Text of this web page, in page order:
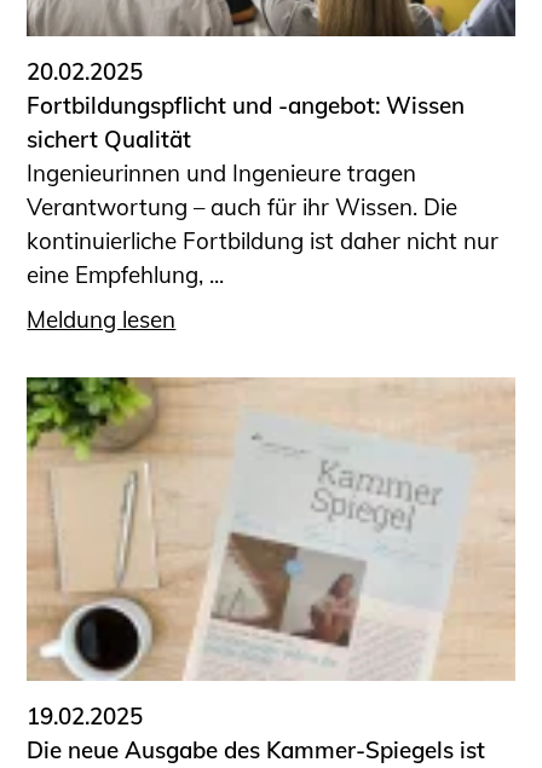
20.02.2025
Fortbildungspflicht und -angebot: Wissen
sichert Qualität
Ingenieurinnen und Ingenieure tragen
Verantwortung – auch für ihr Wissen. Die
kontinuierliche Fortbildung ist daher nicht nur
eine Empfehlung, ...
Meldung lesen
19.02.2025
Die neue Ausgabe des Kammer-Spiegels ist